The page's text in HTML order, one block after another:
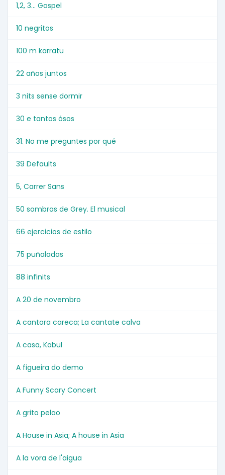
1,2, 3... Gospel
10 negritos
100 m karratu
22 años juntos
3 nits sense dormir
30 e tantos ósos
31. No me preguntes por qué
39 Defaults
5, Carrer Sans
50 sombras de Grey. El musical
66 ejercicios de estilo
75 puñaladas
88 infinits
A 20 de novembro
A cantora careca; La cantate calva
A casa, Kabul
A figueira do demo
A Funny Scary Concert
A grito pelao
A House in Asia; A house in Asia
A la vora de l'aigua